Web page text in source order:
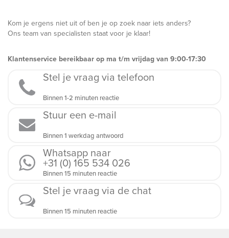
Kom je ergens niet uit of ben je op zoek naar iets anders?
Ons team van specialisten staat voor je klaar!
Klantenservice bereikbaar op ma t/m vrijdag van 9:00-17:30
Stel je vraag via telefoon
Binnen 1-2 minuten reactie
Stuur een e-mail
Binnen 1 werkdag antwoord
Whatsapp naar
+31 (0) 165 534 026
Binnen 15 minuten reactie
Stel je vraag via de chat
Binnen 15 minuten reactie